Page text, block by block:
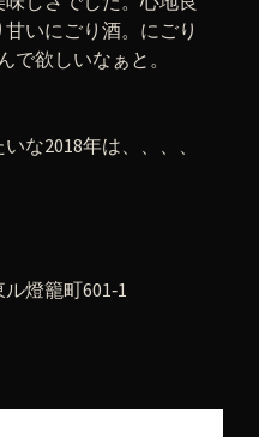
いにごり酒。にごり
で欲しいなぁと。
な2018年は、、、、
燈籠町601‐1